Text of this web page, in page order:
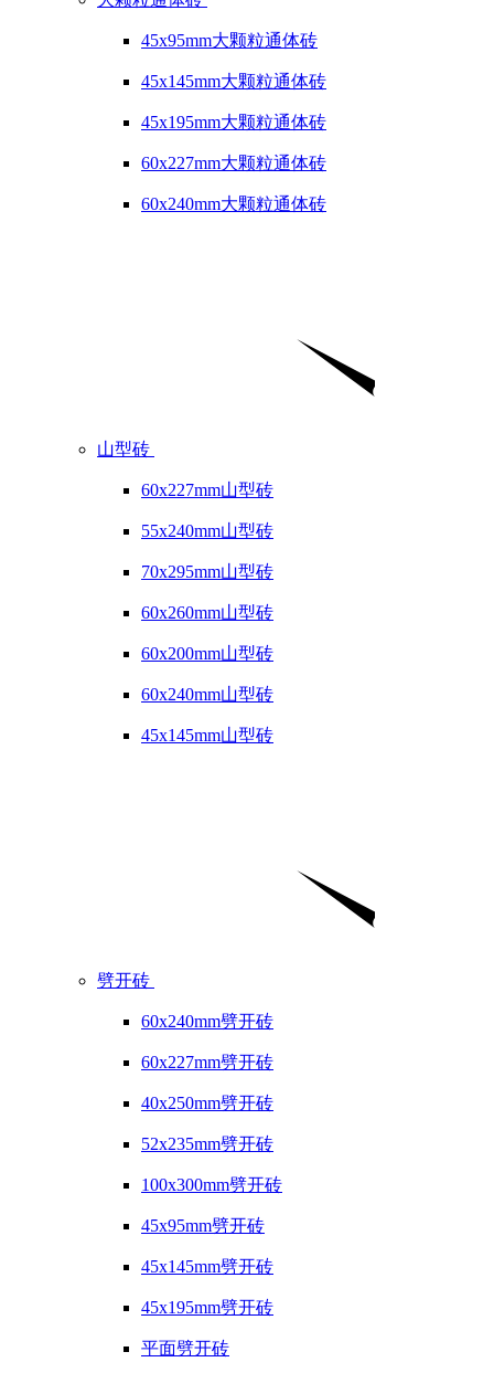
45x95mm大颗粒通体砖
45x145mm大颗粒通体砖
45x195mm大颗粒通体砖
60x227mm大颗粒通体砖
60x240mm大颗粒通体砖
山型砖
60x227mm山型砖
55x240mm山型砖
70x295mm山型砖
60x260mm山型砖
60x200mm山型砖
60x240mm山型砖
45x145mm山型砖
劈开砖
60x240mm劈开砖
60x227mm劈开砖
40x250mm劈开砖
52x235mm劈开砖
100x300mm劈开砖
45x95mm劈开砖
45x145mm劈开砖
45x195mm劈开砖
平面劈开砖